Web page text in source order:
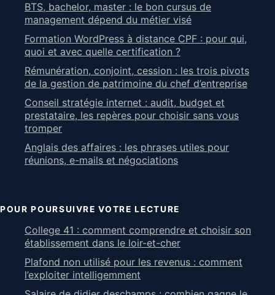
BTS, bachelor, master : le bon cursus de
management dépend du métier visé
Formation WordPress à distance CPF : pour qui,
quoi et avec quelle certification ?
Rémunération, conjoint, cession : les trois pivots
de la gestion de patrimoine du chef d’entreprise
Conseil stratégie internet : audit, budget et
prestataire, les repères pour choisir sans vous
tromper
Anglais des affaires : les phrases utiles pour
réunions, e-mails et négociations
POUR POURSUIVRE VOTRE LECTURE
College 41 : comment comprendre et choisir son
établissement dans le loir-et-cher
Plafond non utilisé pour les revenus : comment
l’exploiter intelligemment